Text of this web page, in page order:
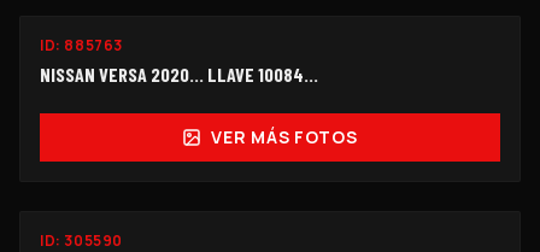
ID: 885763
NISSAN VERSA 2020... LLAVE 10084...
VER MÁS FOTOS
ID: 305590